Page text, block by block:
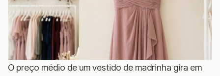
O preço médio de um vestido de madrinha gira em